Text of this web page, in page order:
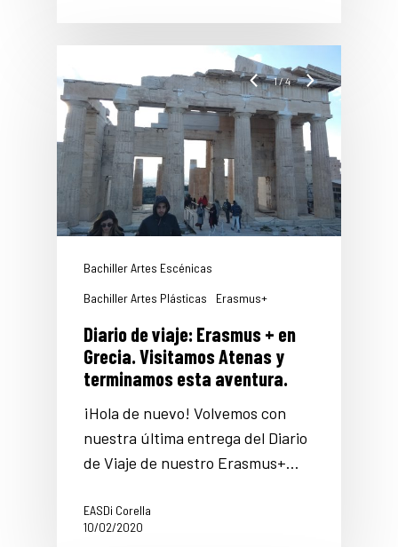
1/4
Bachiller Artes Escénicas
Bachiller Artes Plásticas
Erasmus+
Diario de viaje: Erasmus + en
Grecia. Visitamos Atenas y
terminamos esta aventura.
¡Hola de nuevo! Volvemos con
nuestra última entrega del Diario
de Viaje de nuestro Erasmus+…
EASDi Corella
10/02/2020